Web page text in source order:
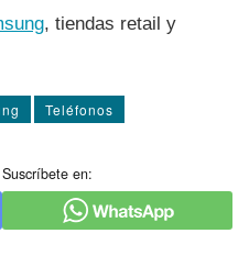
, tiendas retail y
Teléfonos
Suscríbete en: